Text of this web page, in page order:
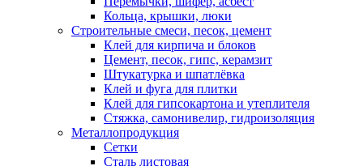
Кольца, крышки, люки
Строительные смеси, песок, цемент
Клей для кирпича и блоков
Цемент, песок, гипс, керамзит
Штукатурка и шпатлёвка
Клей и фуга для плитки
Клей для гипсокартона и утеплителя
Стяжка, самонивелир, гидроизоляция
Металлопродукция
Сетки
Сталь листовая